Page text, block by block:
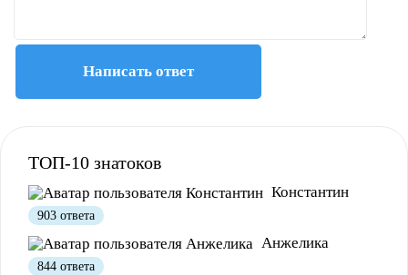
Не очень
Написать ответ
ТОП-10 знатоков
Константин
903 ответа
Анжелика
844 ответа